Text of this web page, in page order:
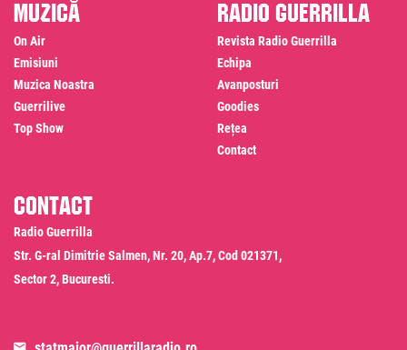
Muzică
On Air
Emisiuni
Muzica Noastra
Guerrilive
Top Show
Radio Guerrilla
Revista Radio Guerrilla
Echipa
Avanposturi
Goodies
Rețea
Contact
Contact
Radio Guerrilla
Str. G-ral Dimitrie Salmen, Nr. 20, Ap.7, Cod 021371,
Sector 2, Bucuresti.